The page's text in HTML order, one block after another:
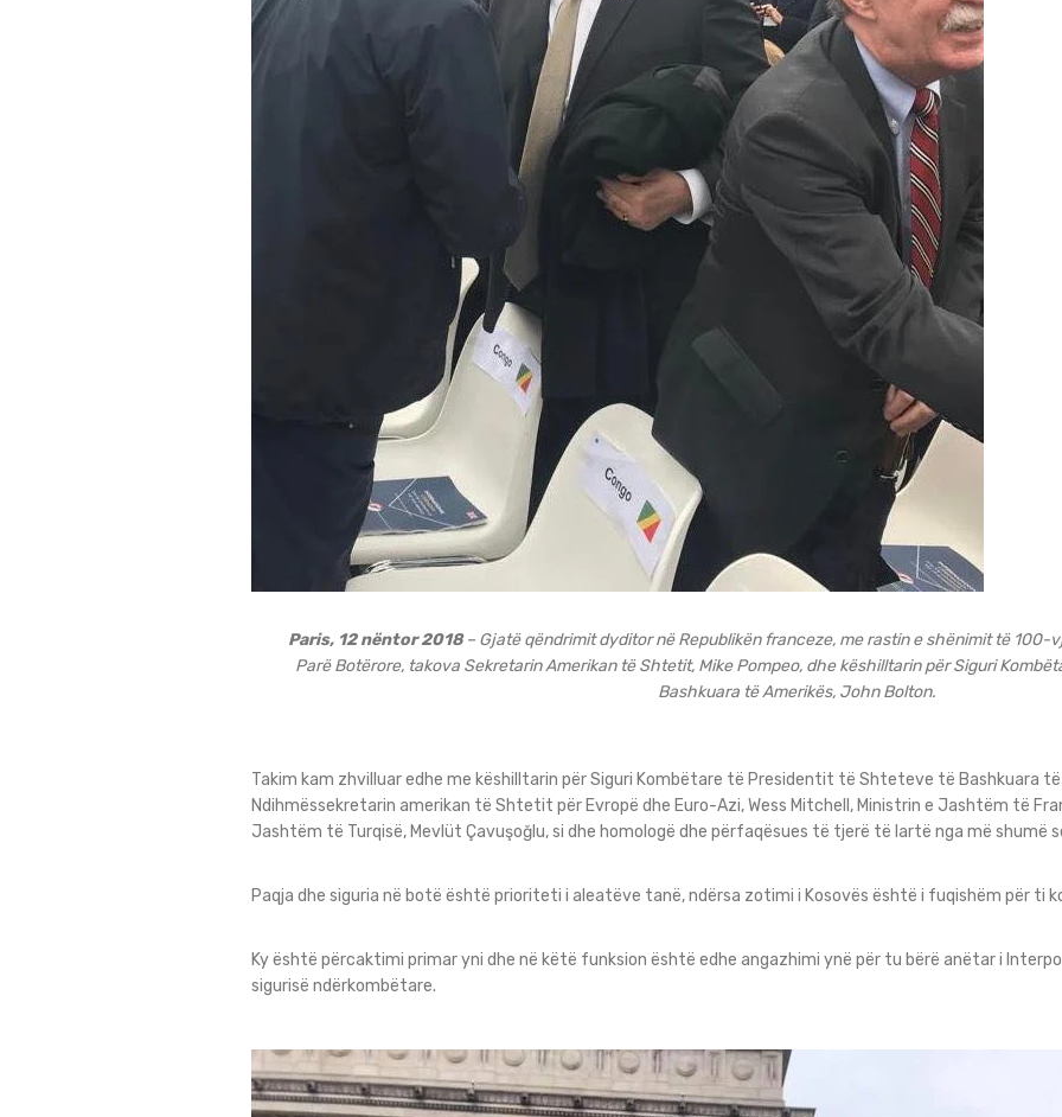
Paris, 12 nëntor 2018– Gjatë qëndrimit dyditor në Republikën franceze, me rastin e shënimit të
Parë Botërore, takova Sekretarin Amerikan të Shtetit, Mike Pompeo, dhe këshilltarin për Siguri
Bashkuara të Amerikës, John Bolton.
Takim kam zhvilluar edhe me këshilltarin për Siguri Kombëtare të Presidentit të Shteteve të Bashkuara
Ndihmëssekretarin amerikan të Shtetit për Evropë dhe Euro-Azi, Wess Mitchell, Ministrin e Jashtëm të
Jashtëm të Turqisë, Mevlüt Çavuşoğlu, si dhe homologë dhe përfaqësues të tjerë të lartë nga më shumë
Paqja dhe siguria në botë është prioriteti i aleatëve tanë, ndërsa zotimi i Kosovës është i fuqishëm për ti
Ky është përcaktimi primar yni dhe në këtë funksion është edhe angazhimi ynë për tu bërë anëtar i
sigurisë ndërkombëtare.